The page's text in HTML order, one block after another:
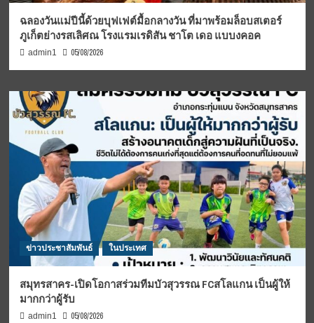
ฉลองวันแม่ปีนี้ด้วยบุฟเฟต์มื้อกลางวัน ที่มาพร้อมล็อบสเตอร์
ภูเก็ตย่างรสเลิศณ โรงแรมเรดิสัน ชาโต เดอ แบบงคอค
admin1 05/08/2026
ข่าวประชาสัมพันธ์ ในประเทศ
สมุทรสาคร-เปิดโอกาสร่วมทีมบัวสุวรรณ FCสโลแกน เป็นผู้ให้
มากกว่าผู้รับ
admin1 05/08/2026